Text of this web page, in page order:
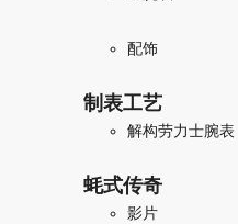
配饰
制表工艺
解构劳力士腕表
蚝式传奇
影片